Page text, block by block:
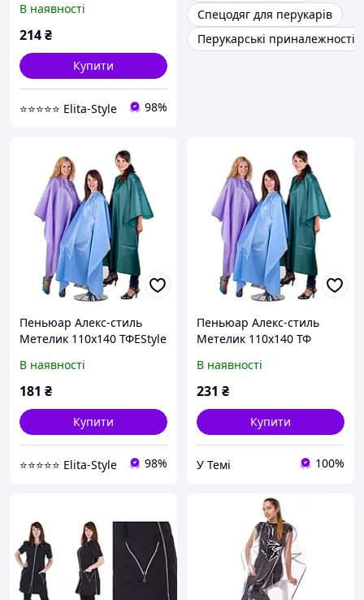
В наявності
214₴
Купити
⭐⭐⭐⭐⭐ Elita-Style 98%
Спецодяг для перукарів
Перукарські приналежності
Пеньюар Алекс-стиль
Метелик 110х140 ТФEStyle
В наявності
181 ₴
Купити
⭐⭐⭐⭐⭐ Elita-Style 98%
Пеньюар Алекс-стиль
Метелик 110х140 ТФ
В наявності
231 ₴
Купити
У Темі 100%